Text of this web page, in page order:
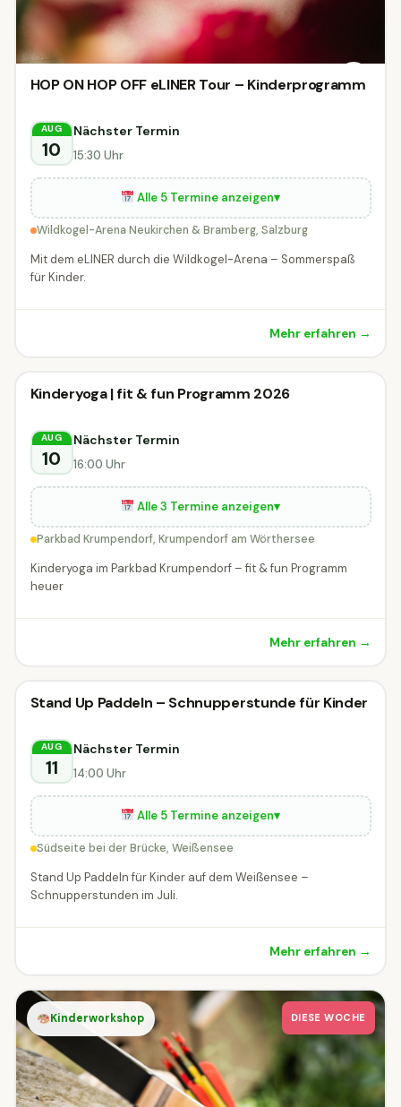
HOP ON HOP OFF eLINER Tour – Kinderprogramm
AUG
10
Nächster Termin
15:30 Uhr
Alle 5 Termine anzeigen▾
Wildkogel-Arena Neukirchen & Bramberg, Salzburg
Mit dem eLINER durch die Wildkogel-Arena – Sommerspaß
für Kinder.
Mehr erfahren →
Kinderworkshop
Kinderworkshop
Kinderyoga | fit & fun Programm 2026
AUG
10
Nächster Termin
16:00 Uhr
Alle 3 Termine anzeigen▾
Parkbad Krumpendorf, Krumpendorf am Wörthersee
Kinderyoga im Parkbad Krumpendorf – fit & fun Programm
heuer
Mehr erfahren →
Kinderworkshop
Kinderworkshop DIESE WOCHE
Stand Up Paddeln – Schnupperstunde für Kinder
AUG
11
Nächster Termin
14:00 Uhr
Alle 5 Termine anzeigen▾
Südseite bei der Brücke, Weißensee
Stand Up Paddeln für Kinder auf dem Weißensee –
Schnupperstunden im Juli.
Mehr erfahren →
Kinderworkshop DIESE WOCHE